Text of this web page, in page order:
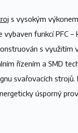
s vysokým
funkcí PFC
s využitím
řízením a SMD
svařovacích
úsporný